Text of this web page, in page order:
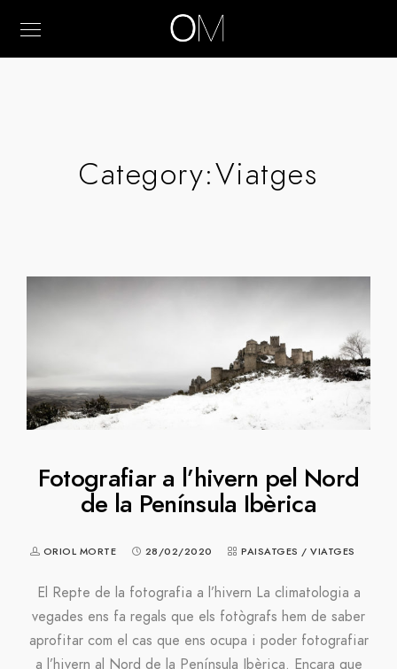
Category:Viatges
Fotografiar a l’hivern pel Nord
de la Península Ibèrica
ORIOL MORTE 28/02/2020 PAISATGES / VIATGES
El Repte de la fotografia a l’hivern La climatologia a
vegades ens fa regals que els fotògrafs hem de saber
aprofitar com el cas que ens ocupa i poder fotografiar
a l’hivern al Nord de la Península Ibèrica. Encara que